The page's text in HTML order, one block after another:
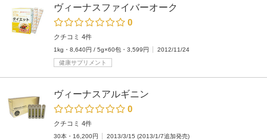
ヴィーナスファイバーオーク
0
クチコミ 4件
1kg・8,640円 / 5g×60包・3,599円
2012/11/24
健康サプリメント
ヴィーナスアルギニン
0
クチコミ 4件
30本・16,200円
2013/3/15 (2013/1/7追加発売)